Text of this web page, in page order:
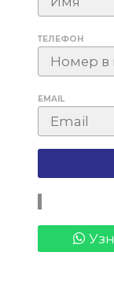
ТЕЛЕФОН
EMAIL